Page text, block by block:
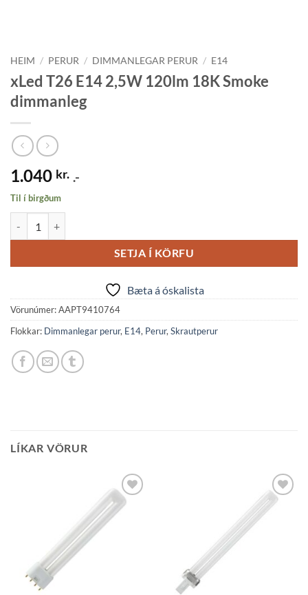
HEIM / PERUR / DIMMANLEGAR PERUR / E14
xLed T26 E14 2,5W 120lm 18K Smoke
dimmanleg
1.040 kr. .-
Til í birgðum
SETJA Í KÖRFU
Bæta á óskalista
Vörunúmer:AAPT9410764
Flokkar: Dimmanlegar perur, E14, Perur, Skrautperur
LÍKAR VÖRUR
Bæta á
óskalista
Bæta á
óskalista